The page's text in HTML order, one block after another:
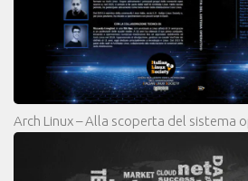
Arch Linux – Alla scoperta del sistema